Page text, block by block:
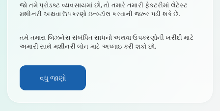
જો તમે પ્રોડક્ટ વ્યવસાયમાં છો, તો તમારે તમારી ફેક્ટરીમાં લેટેસ્ટ
મશીનરી અથવા ઉપકરણો ઇન્સ્ટૉલ કરવાની જરૂર પડી શકે છે.
તમે તમારા બિઝનેસ સંબંધિત સાધનો અથવા ઉપકરણોની ખરીદી માટે
અમારી સાથે મશીનરી લોન માટે અપ્લાઇ કરી શકો છો.
વધુ જાણો